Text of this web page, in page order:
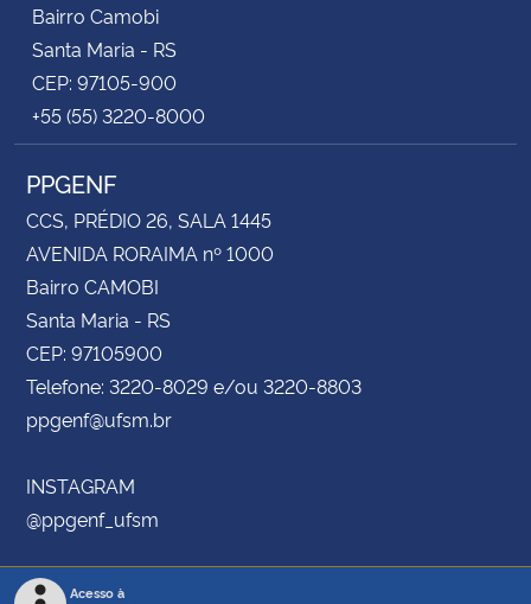
Bairro Camobi
Santa Maria - RS
CEP: 97105-900
+55 (55) 3220-8000
PPGENF
CCS, PRÉDIO 26, SALA 1445
AVENIDA RORAIMA nº 1000
Bairro CAMOBI
Santa Maria - RS
CEP: 97105900
Telefone: 3220-8029 e/ou 3220-8803
ppgenf@ufsm.br
INSTAGRAM
@ppgenf_ufsm
Acesso à